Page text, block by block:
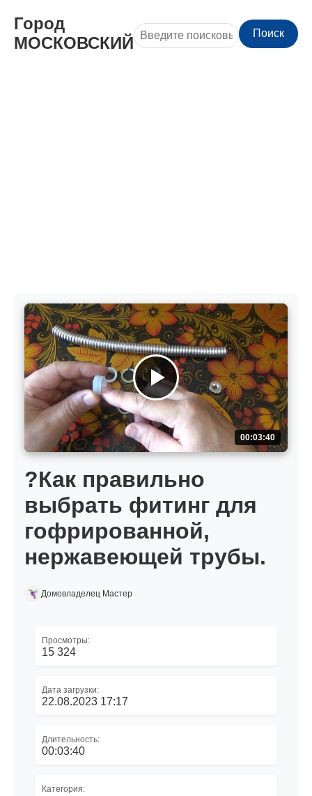
Город
МОСКОВСКИЙ
Поиск
00:03:40
?Как правильно
выбрать фитинг для
гофрированной,
нержавеющей трубы.
Домовладелец Мастер
Просмотры:
15 324
Дата загрузки:
22.08.2023 17:17
Длительность:
00:03:40
Категория: